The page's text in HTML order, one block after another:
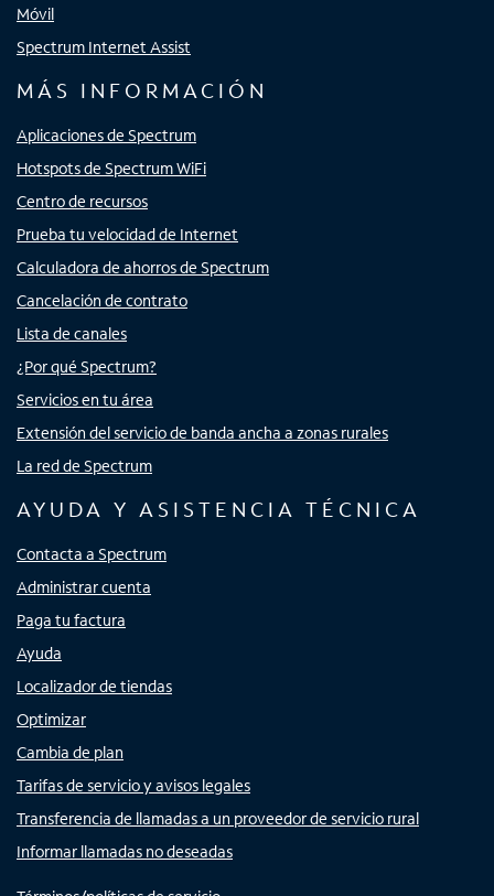
Móvil
Spectrum Internet Assist
MÁS INFORMACIÓN
Aplicaciones de Spectrum
Hotspots de Spectrum WiFi
Centro de recursos
Prueba tu velocidad de Internet
Calculadora de ahorros de Spectrum
Cancelación de contrato
Lista de canales
¿Por qué Spectrum?
Servicios en tu área
Extensión del servicio de banda ancha a zonas rurales
La red de Spectrum
AYUDA Y ASISTENCIA TÉCNICA
Contacta a Spectrum
Administrar cuenta
Paga tu factura
Ayuda
Localizador de tiendas
Optimizar
Cambia de plan
Tarifas de servicio y avisos legales
Transferencia de llamadas a un proveedor de servicio rural
Informar llamadas no deseadas